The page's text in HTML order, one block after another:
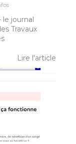
le journal
Travaux
Lire l'article